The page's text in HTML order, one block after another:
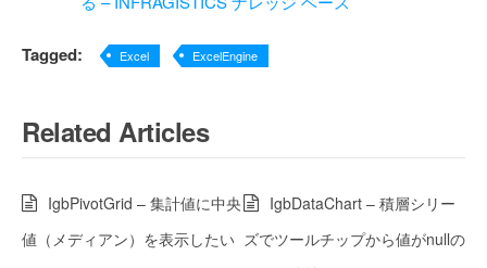
Tagged: Excel ExcelEngine
Related Articles
IgbPivotGrid – 集計値に中央
値（メディアン）を表示したい
IgbDataChart – 積層シリー
ズでツールチップから値がnullの